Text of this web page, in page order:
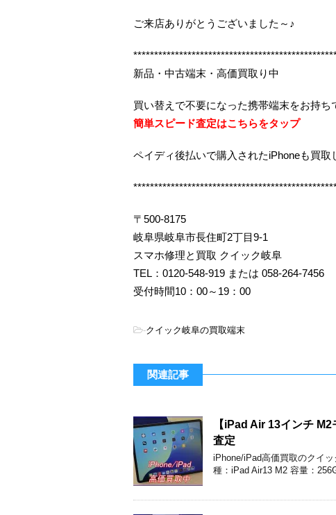
ご来店ありがとうございました～♪
新品・中古端末・高価買取り中
買い替えで不要になった携帯端末をお持ち
簡単スピード査定はこちらをタップ
ペイディ後払いで購入されたiPhoneも買取
〒500-8175
岐阜県岐阜市長住町2丁目9-1
スマホ修理と買取 クイック岐阜
TEL：0120-548-919 または 058-264-7456
受付時間10：00～19：00
-クイック岐阜の買取端末
関連記事
【iPad Air 13インチ
査定
iPhone/iPad高価買取のクイ
種：iPad Air13 M2 容量：